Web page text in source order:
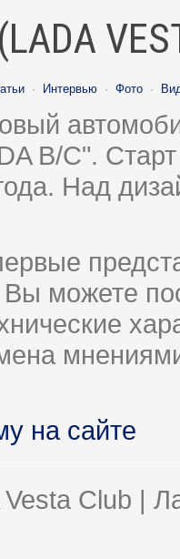
· Интервью · Фото ·
B/C".
Над
Вы можете
на сайте
Club |